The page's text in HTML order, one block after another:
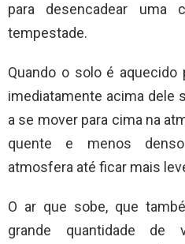
para desencadear uma
tempestade.
Quando o solo é aquecido
imediatamente acima dele
a se mover para cima na
quente e menos
atmosfera até ficar mais
O ar que sobe, que
grande quantidade de